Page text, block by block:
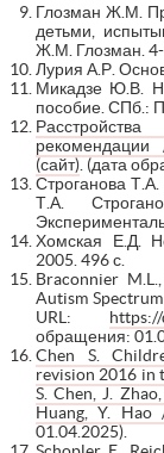
Глозман Ж.М.
детьми,
Ж.М. Глозман. 4-
Лурия А.Р.
Микадзе Ю.В.
пособие. СПб.:
рекомендации
(сайт). (дата
Строганова
Т.А.
Хомская Е.Д.
2005. 496 с.
Braconnier
Autism
URL:
обращения:
Chen S.
revision 2016 in
S. Chen, J.
Huang, Y. Hao
01.04.2025).